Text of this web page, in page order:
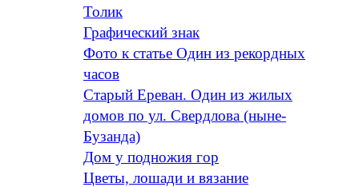
Толик
Графический знак
Фото к статье Один из рекордных
часов
Старый Ереван. Один из жилых
домов по ул. Свердлова (ныне-
Бузанда)
Дом у подножия гор
Цветы, лошади и вязание